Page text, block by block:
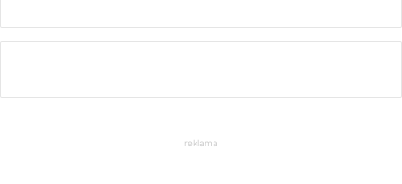
reklama